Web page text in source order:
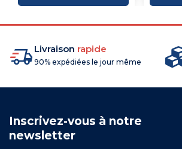
Livraison rapide
90% expédiées le jour même
Inscrivez-vous à notre
newsletter